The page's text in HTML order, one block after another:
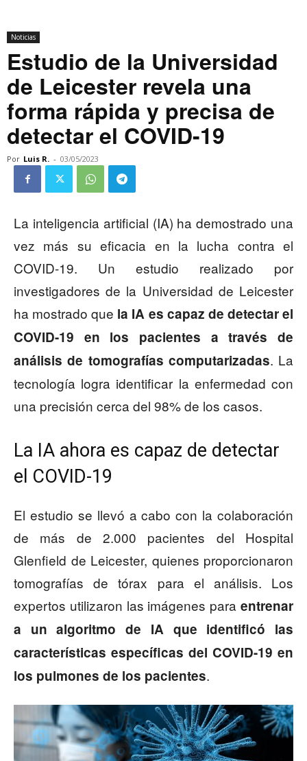
Noticias
Estudio de la Universidad
de Leicester revela una
forma rápida y precisa de
detectar el COVID-19
Por Luis R. - 03/05/2023
La inteligencia artificial (IA) ha demostrado una
vez más su eficacia en la lucha contra el
COVID-19. Un estudio realizado por
investigadores de la Universidad de Leicester
ha mostrado que la IA es capaz de detectar el
COVID-19 en los pacientes a través de
análisis de tomografías computarizadas. La
tecnología logra identificar la enfermedad con
una precisión cerca del 98% de los casos.
La IA ahora es capaz de detectar
el COVID-19
El estudio se llevó a cabo con la colaboración
de más de 2.000 pacientes del Hospital
Glenfield de Leicester, quienes proporcionaron
tomografías de tórax para el análisis. Los
expertos utilizaron las imágenes para entrenar
a un algoritmo de IA que identificó las
características específicas del COVID-19 en
los pulmones de los pacientes.